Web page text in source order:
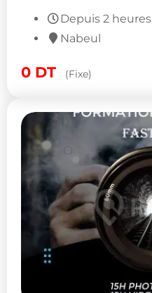
Depuis 2 heures
Nabeul
0 DT (Fixe)